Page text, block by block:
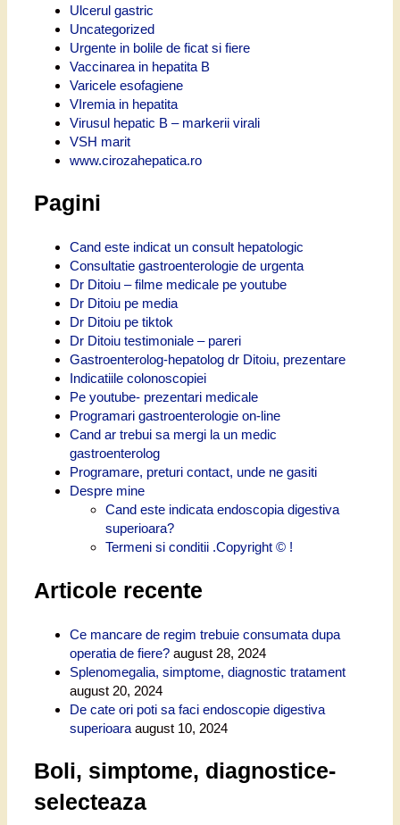
Ulcerul gastric
Uncategorized
Urgente in bolile de ficat si fiere
Vaccinarea in hepatita B
Varicele esofagiene
VIremia in hepatita
Virusul hepatic B – markerii virali
VSH marit
www.cirozahepatica.ro
Pagini
Cand este indicat un consult hepatologic
Consultatie gastroenterologie de urgenta
Dr Ditoiu – filme medicale pe youtube
Dr Ditoiu pe media
Dr Ditoiu pe tiktok
Dr Ditoiu testimoniale – pareri
Gastroenterolog-hepatolog dr Ditoiu, prezentare
Indicatiile colonoscopiei
Pe youtube- prezentari medicale
Programari gastroenterologie on-line
Cand ar trebui sa mergi la un medic
gastroenterolog
Programare, preturi contact, unde ne gasiti
Despre mine
Cand este indicata endoscopia digestiva
superioara?
Termeni si conditii .Copyright © !
Articole recente
Ce mancare de regim trebuie consumata dupa
operatia de fiere? august 28, 2024
Splenomegalia, simptome, diagnostic tratament
august 20, 2024
De cate ori poti sa faci endoscopie digestiva
superioara august 10, 2024
Boli, simptome, diagnostice-
selecteaza